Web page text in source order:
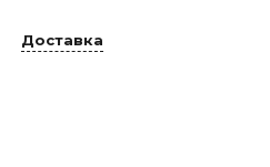
Доставка